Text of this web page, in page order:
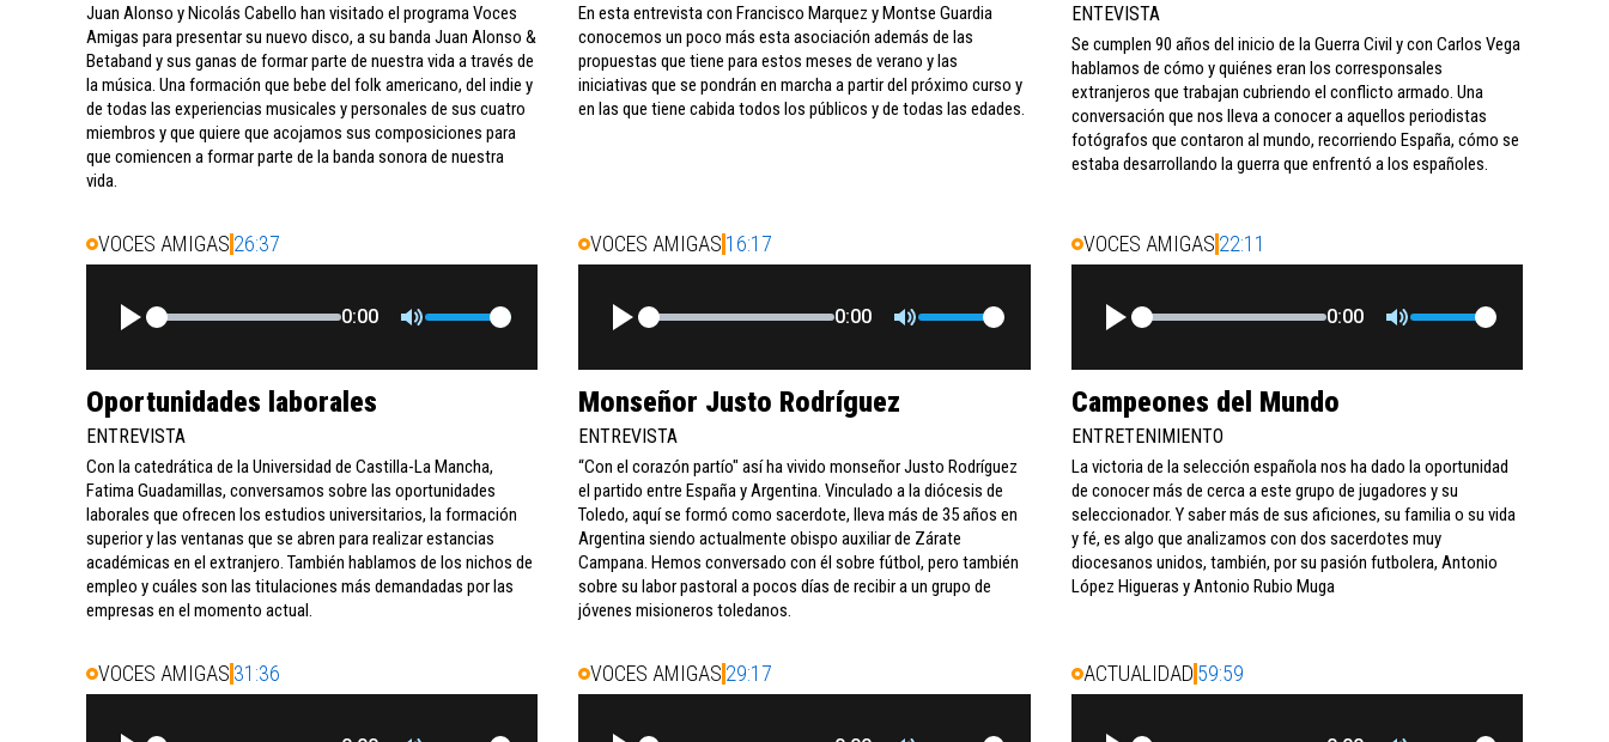
Juan Alonso y Nicolás Cabello han visitado el programa Voces
Amigas para presentar su nuevo disco, a su banda Juan Alonso &
Betaband y sus ganas de formar parte de nuestra vida a través de
la música. Una formación que bebe del folk americano, del indie y
de todas las experiencias musicales y personales de sus cuatro
miembros y que quiere que acojamos sus composiciones para
que comiencen a formar parte de la banda sonora de nuestra
vida.
En esta entrevista con Francisco Marquez y Montse Guardia
conocemos un poco más esta asociación además de las
propuestas que tiene para estos meses de verano y las
iniciativas que se pondrán en marcha a partir del próximo curso y
en las que tiene cabida todos los públicos y de todas las edades.
ENTEVISTA
Se cumplen 90 años del inicio de la Guerra Civil y con Carlos Vega
hablamos de cómo y quiénes eran los corresponsales
extranjeros que trabajan cubriendo el conflicto armado. Una
conversación que nos lleva a conocer a aquellos periodistas
fotógrafos que contaron al mundo, recorriendo España, cómo se
estaba desarrollando la guerra que enfrentó a los españoles.
VOCES AMIGAS 26:37
0:00
Oportunidades laborales
ENTREVISTA
Con la catedrática de la Universidad de Castilla-La Mancha,
Fatima Guadamillas, conversamos sobre las oportunidades
laborales que ofrecen los estudios universitarios, la formación
superior y las ventanas que se abren para realizar estancias
académicas en el extranjero. También hablamos de los nichos de
empleo y cuáles son las titulaciones más demandadas por las
empresas en el momento actual.
VOCES AMIGAS 16:17
0:00
Monseñor Justo Rodríguez
ENTREVISTA
“Con el corazón partío" así ha vivido monseñor Justo Rodríguez
el partido entre España y Argentina. Vinculado a la diócesis de
Toledo, aquí se formó como sacerdote, lleva más de 35 años en
Argentina siendo actualmente obispo auxiliar de Zárate
Campana. Hemos conversado con él sobre fútbol, pero también
sobre su labor pastoral a pocos días de recibir a un grupo de
jóvenes misioneros toledanos.
VOCES AMIGAS 22:11
0:00
Campeones del Mundo
ENTRETENIMIENTO
La victoria de la selección española nos ha dado la oportunidad
de conocer más de cerca a este grupo de jugadores y su
seleccionador. Y saber más de sus aficiones, su familia o su vida
y fé, es algo que analizamos con dos sacerdotes muy
diocesanos unidos, también, por su pasión futbolera, Antonio
López Higueras y Antonio Rubio Muga
VOCES AMIGAS 31:36 VOCES AMIGAS 29:17 ACTUALIDAD 59:59